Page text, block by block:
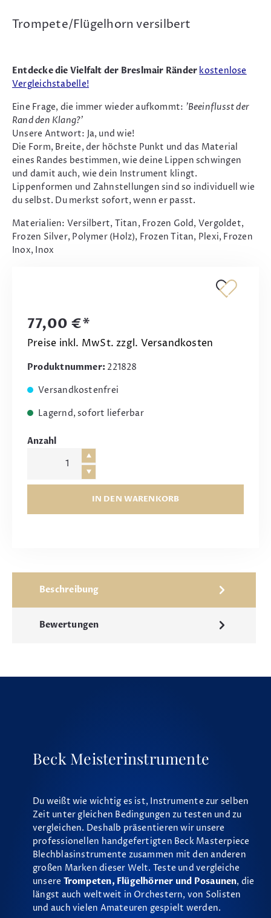
Trompete/Flügelhorn versilbert
Entdecke die Vielfalt der Breslmair Ränder kostenlose
Vergleichstabelle!
Eine Frage, die immer wieder aufkommt: 'Beeinflusst der
Rand den Klang?'
Unsere Antwort: Ja, und wie!
Die Form, Breite, der höchste Punkt und das Material
eines Randes bestimmen, wie deine Lippen schwingen
und damit auch, wie dein Instrument klingt.
Lippenformen und Zahnstellungen sind so individuell wie
du selbst. Du merkst sofort, wenn er passt.
Materialien: Versilbert, Titan, Frozen Gold, Vergoldet,
Frozen Silver, Polymer (Holz), Frozen Titan, Plexi, Frozen
Inox, Inox
77,00 €*
Preise inkl. MwSt. zzgl. Versandkosten
Produktnummer: 221828
Versandkostenfrei
Lagernd, sofort lieferbar
Anzahl
IN DEN WARENKORB
Beschreibung
Bewertungen
Beck Meisterinstrumente
Du weißt wie wichtig es ist, Instrumente zur selben
Zeit unter gleichen Bedingungen zu testen und zu
vergleichen. Deshalb präsentieren wir unsere
professionellen handgefertigten Beck Masterpiece
Blechblasinstrumente zusammen mit den anderen
großen Marken dieser Welt. Teste und vergleiche
unsere Trompeten, Flügelhörner und Posaunen, die
längst auch weltweit in Orchestern, von Solisten
und auch vielen Amateuren gespielt werden.